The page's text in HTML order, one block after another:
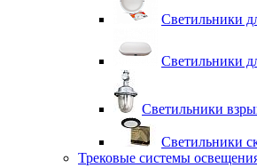
Светильники
Светильники
Светильники
Светильники
Трековые системы